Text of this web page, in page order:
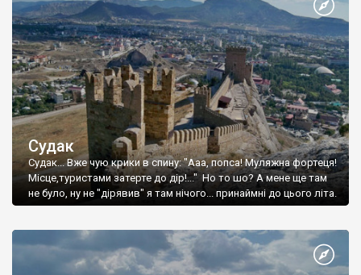
Судак
Судак... Вже чую крики в спину: "Ааа, попса! Муляжна фортеця!
Місце,туристами затерте до дір!..." Но то шо? А мене ще там
не було, ну не "дірявив" я там нічого... принаймні до цього літа.